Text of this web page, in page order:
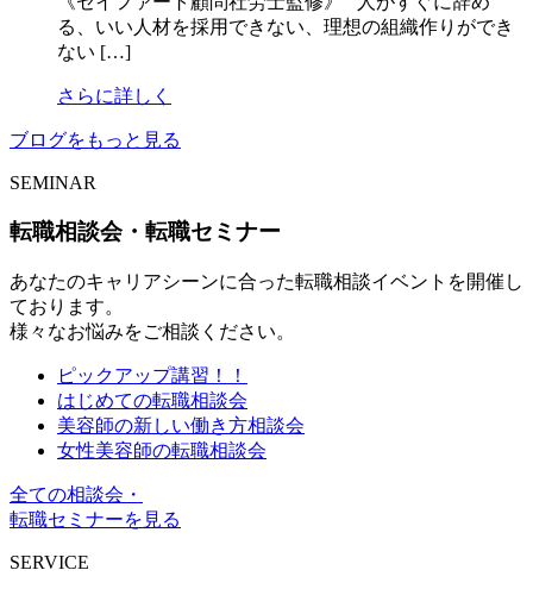
る、いい人材を採用できない、理想の組織作りができ
ない […]
さらに詳しく
ブログをもっと見る
SEMINAR
転職相談会・転職セミナー
あなたのキャリアシーンに合った転職相談イベントを開催し
ております。
様々なお悩みをご相談ください。
ピックアップ講習！！
はじめての転職相談会
美容師の新しい働き方相談会
女性美容師の転職相談会
全ての相談会・
転職セミナーを見る
SERVICE